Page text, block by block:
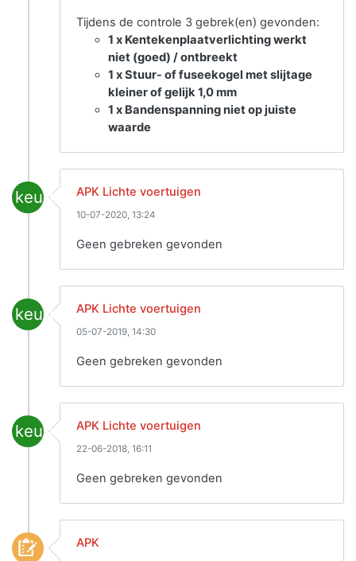
Tijdens de controle 3 gebrek(en) gevonden:
1 x Kentekenplaatverlichting werkt
niet (goed) / ontbreekt
1 x Stuur- of fuseekogel met slijtage
kleiner of gelijk 1,0 mm
1 x Bandenspanning niet op juiste
waarde
keuring APK Lichte voertuigen
10-07-2020, 13:24
Geen gebreken gevonden
keuring APK Lichte voertuigen
05-07-2019, 14:30
Geen gebreken gevonden
keuring APK Lichte voertuigen
22-06-2018, 16:11
Geen gebreken gevonden
APK